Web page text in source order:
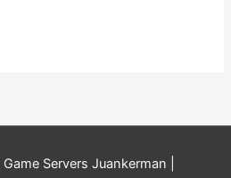
Game Servers Juankerman